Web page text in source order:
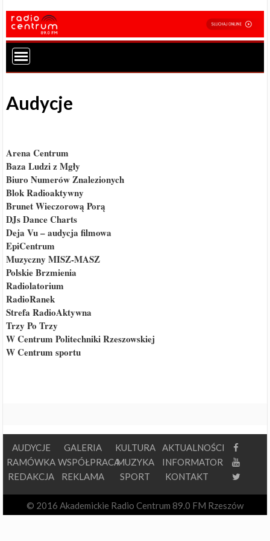
Audycje
Arena Centrum
Baza Ludzi z Mgły
Biuro Numerów Znalezionych
Blok Radioaktywny
Brunet Wieczorową Porą
DJs Dance Charts
Deja Vu – audycja filmowa
EpiCentrum
Muzyczny MISZ-MASZ
Polskie Brzmienia
Radiolatorium
RadioRanek
Strefa RadioAktywna
Trzy Po Trzy
W Centrum Politechniki Rzeszowskiej
W Centrum sportu
AUDYCJE
RAMÓWKA
REDAKCJA
GALERIA
WSPÓŁPRACA
REKLAMA
KULTURA
MUZYKA
SPORT
AKTUALNOŚCI
INFORMATOR
KONTAKT
© 2016 Akademickie Radio Centrum 89.0 FM Rzeszów